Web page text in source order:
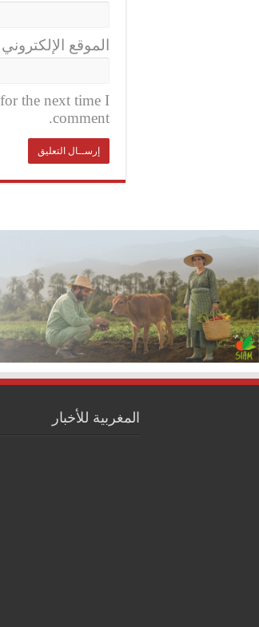
الموقع الإلكتروني
the next time I
comment.
المغربية للأخبار